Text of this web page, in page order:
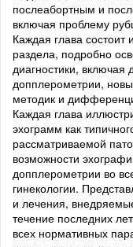
послеабортным и
включая проблему
Каждая глава состоит
раздела, подробно
диагностики, включая
допплерометрии,
методик и
Каждая глава
эхограмм как
рассматриваемой
возможности
допплерометрии во
гинекологии.
и лечения,
течение последних
всех нормативных